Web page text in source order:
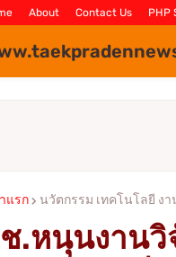
About Contact Us PHP
แรก นวัตกรรม เทคโนโลยี งา
.หนุนงาน